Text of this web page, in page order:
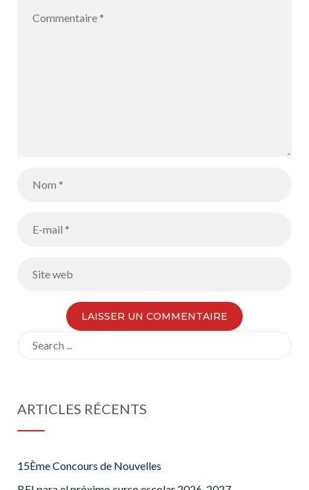
ARTICLES RÉCENTS
15Ème Concours de Nouvelles